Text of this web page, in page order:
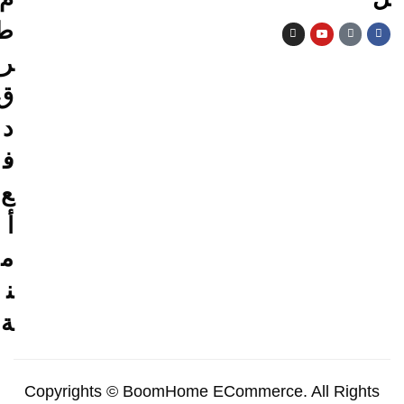
ر
د
ف
ع
م
ن
ة
Copyrights © BoomHome ECommerce. All Rights